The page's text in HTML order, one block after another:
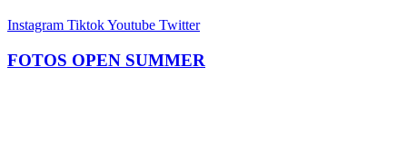
Instagram TiktokYoutube Twitter
FOTOS OPEN SUMMER